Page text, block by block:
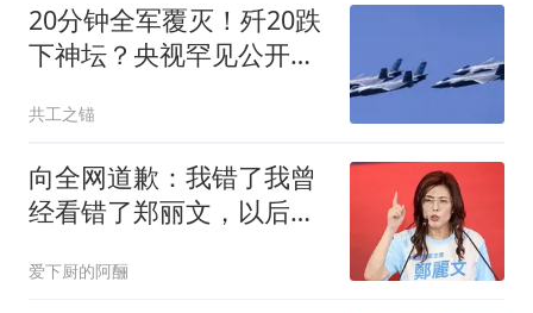
20分钟全军覆灭！歼20跌
下神坛？央视罕见公开，
共工之锚
向全网道歉：我错了我曾
经看错了郑丽文，以后她
爱下厨的阿酾